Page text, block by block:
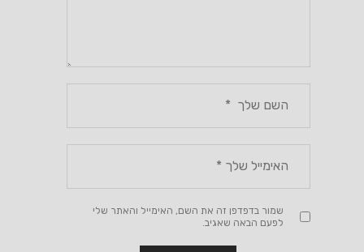
שמור בדפדפן זה את השם, האימייל והאתר שלי
לפעם הבאה שאגיב.